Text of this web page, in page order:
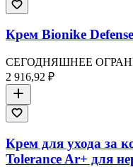
Крем Bionike
СЕГОДНЯШНЕЕ
2 916,92 ₽
Крем для ухода за
Tolerance Ar+ для